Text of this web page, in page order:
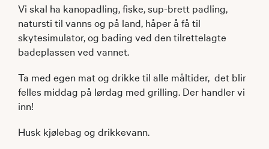
Vi skal ha kanopadling, fiske, sup-brett padling,
natursti til vanns og på land, håper å få til
skytesimulator, og bading ved den tilrettelagte
badeplassen ved vannet.
Ta med egen mat og drikke til alle måltider, det blir
felles middag på lørdag med grilling. Der handler vi
inn!
Husk kjølebag og drikkevann.